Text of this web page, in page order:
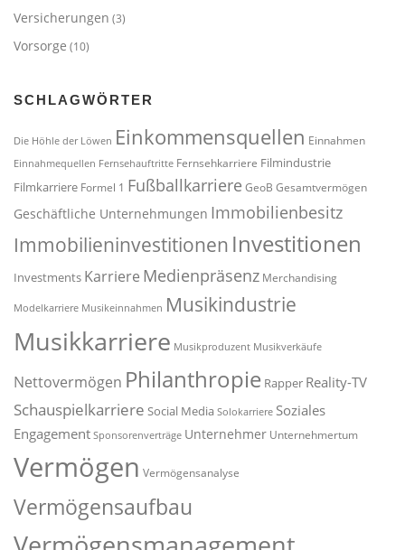
Versicherungen (3)
Vorsorge (10)
SCHLAGWÖRTER
Die Höhle der Löwen Einkommensquellen Einnahmen
Einnahmequellen Fernsehauftritte Fernsehkarriere Filmindustrie
Filmkarriere Formel 1 Fußballkarriere GeoB Gesamtvermögen
Geschäftliche Unternehmungen Immobilienbesitz
Immobilieninvestitionen Investitionen
Investments Karriere Medienpräsenz Merchandising
Modelkarriere Musikeinnahmen Musikindustrie
Musikkarriere Musikproduzent Musikverkäufe
Nettovermögen Philanthropie Rapper Reality-TV
Schauspielkarriere Social Media Solokarriere Soziales
Engagement Sponsorenverträge Unternehmer Unternehmertum
Vermögen Vermögensanalyse
Vermögensaufbau